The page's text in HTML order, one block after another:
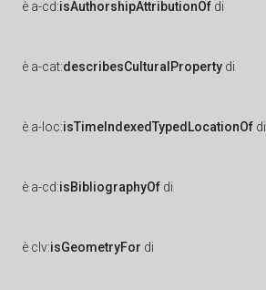
è a-cd:isAuthorshipAttributionOf di
è a-cat:describesCulturalProperty di
è a-loc:isTimeIndexedTypedLocationOf di
è a-cd:isBibliographyOf di
è clv:isGeometryFor di